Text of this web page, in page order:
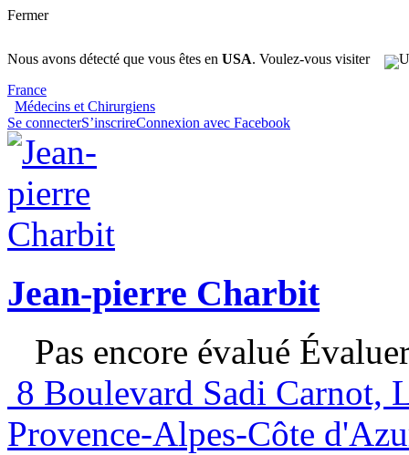
Fermer
Nous avons détecté que vous êtes en USA. Voulez-vous visiter
France
Médecins et Chirurgiens
Se connecterS’inscrireConnexion avec Facebook
Jean-pierre Charbit
Pas encore évalué
8 Boulevard Sadi Carnot,
Provence-Alpes-Côte